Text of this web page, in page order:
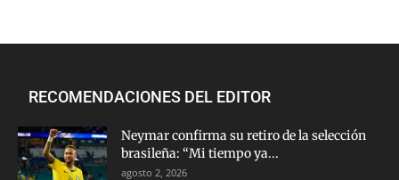
RECOMENDACIONES DEL EDITOR
Neymar confirma su retiro de la selección
brasileña: “Mi tiempo ya...
agosto 2, 2026